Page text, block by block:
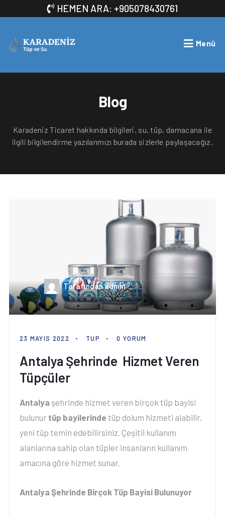
HEMEN ARA: +905078430761
Menü
Blog
Karadeniz Ticaret hakkında bilgileri, su, tüp, damacana ile
ilgili bilgilendirme yazılarımızı burada sizlerle paylaşacağız.
Tarafından admin
23 MAYIS 2022 TUP 0 YORUM
Antalya Şehrinde Hizmet Veren
Tüpçüler
Antalya şehrinde hizmet veren birçok tüp bayisi
bulunur tüp bayilerinde tüp dolum hizmeti alabilir,
yeni tüp temin edebilirsiniz. Çeşitli kullanım
alanlarına sahip olan tüpler insanların kullanım
amacına göre hizmet sunar.
Antalya Şehrinde Birçok Tüp Bayisi Bulunuyor